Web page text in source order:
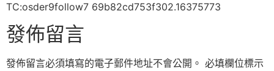
TC:osder9follow7 69b82cd753f302.16375773
發佈留言
發佈留言必須填寫的電子郵件地址不會公開。 必填欄位標示